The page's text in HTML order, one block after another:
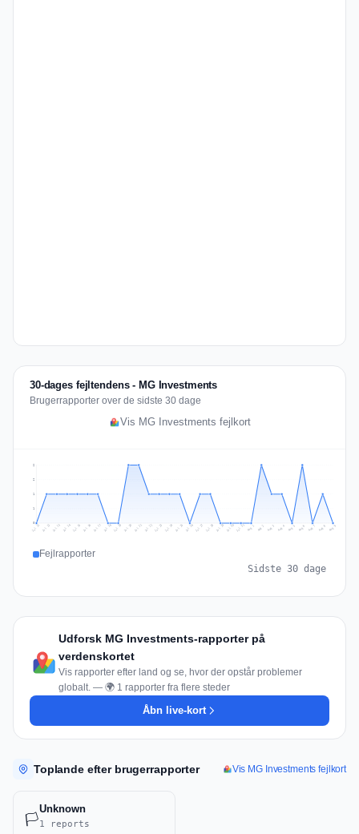
30-dages fejltendens - MG Investments
Brugerrapporter over de sidste 30 dage
Vis MG Investments fejlkort
1
1
2
2
Jul 11 Jul 12 Jul 13 Jul 14 Jul 15 Jul 16 Jul 17 Jul 18 Jul 19 Jul 20 Jul 21 Jul 22 Jul 23 Jul 24 Jul 25 Jul 26 Jul 27 Jul 28 Jul 29 Jul 30 Jul 31 Aug 1 Aug 2 Aug 3 Aug 4 Aug 5 Aug 6 Aug 7 Aug 8 Aug 9
Fejlrapporter
Sidste 30 dage
Udforsk MG Investments-rapporter på
verdenskortet
Vis rapporter efter land og se, hvor der opstår problemer
globalt. — 🌍 1 rapporter fra flere steder
Åbn live-kort
Toplande efter brugerrapporter Vis MG Investments fejlkort
🏳️
Unknown
1 reports